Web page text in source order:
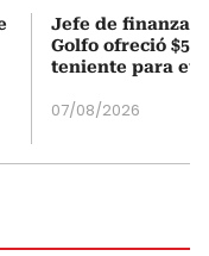
Jefe de finanzas
Golfo ofreció
teniente para
07/08/2026